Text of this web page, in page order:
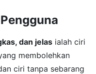
dan jelas ialah ciri
membolehkan
ciri tanpa sebarang